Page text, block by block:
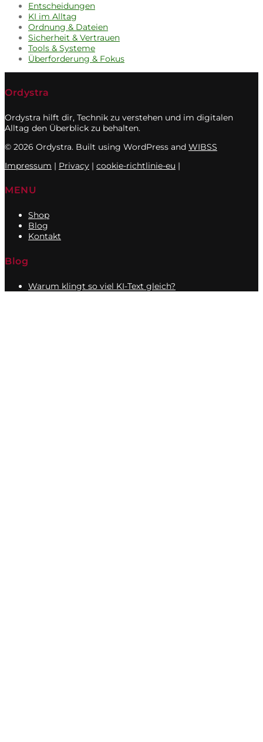
Entscheidungen
KI im Alltag
Ordnung & Dateien
Sicherheit & Vertrauen
Tools & Systeme
Überforderung & Fokus
Ordystra
Ordystra hilft dir, Technik zu verstehen und im digitalen
Alltag den Überblick zu behalten.
© 2026 Ordystra. Built using WordPress and WIBSS
Impressum | Privacy | cookie-richtlinie-eu |
MENU
Shop
Blog
Kontakt
Blog
Warum klingt so viel KI-Text gleich?